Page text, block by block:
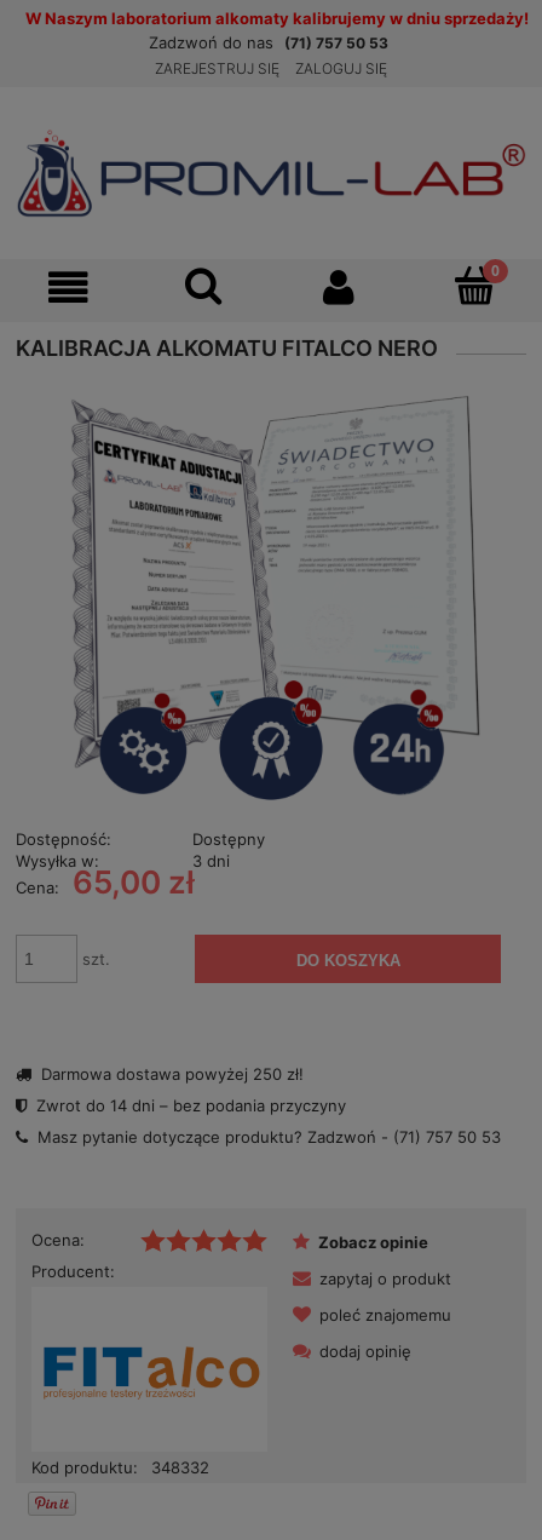
W Naszym laboratorium alkomaty kalibrujemy w dniu sprzedaży!
Zadzwoń do nas
(71) 757 50 53
ZAREJESTRUJ SIĘ
ZALOGUJ SIĘ
KALIBRACJA ALKOMATU FITALCO NERO
Dostępność:
Dostępny
Wysyłka w:
3 dni
Cena:
65,00 zł
szt. DO KOSZYKA
Darmowa dostawa powyżej 250 zł!
Zwrot do 14 dni – bez podania przyczyny
Masz pytanie dotyczące produktu? Zadzwoń - (71) 757 50 53
Ocena:
Producent:
Kod produktu: 348332
Zobacz opinie
zapytaj o produkt
poleć znajomemu
dodaj opinię